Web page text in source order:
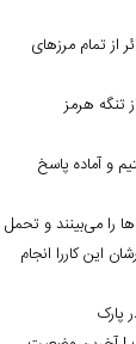
زائر از تمام مرز‌های
و آماده پاسخ
را می‌بینند و تحمل
این کاررا انجام
عباس